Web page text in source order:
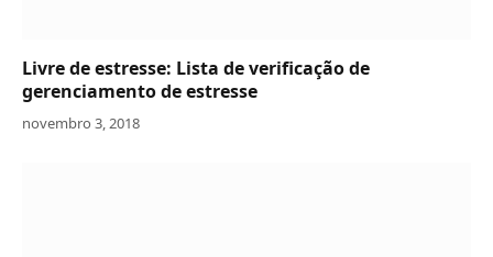
Livre de estresse: Lista de verificação de
gerenciamento de estresse
novembro 3, 2018